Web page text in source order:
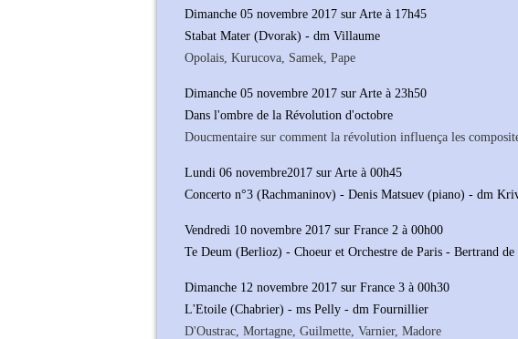
Dimanche 05 novembre 2017 sur Arte à 17h45
Stabat Mater (Dvorak) - dm Villaume
Opolais, Kurucova, Samek, Pape
Dimanche 05 novembre 2017 sur Arte à 23h50
Dans l'ombre de la Révolution d'octobre
Doucmentaire sur comment la révolution influença les
Lundi 06 novembre2017 sur Arte à 00h45
Concerto n°3 (Rachmaninov) - Denis Matsuev (piano) - dm
Vendredi 10 novembre 2017 sur France 2 à 00h00
Te Deum (Berlioz) - Choeur et Orchestre de Paris - Bertrand
Dimanche 12 novembre 2017 sur France 3 à 00h30
L'Etoile (Chabrier) - ms Pelly - dm Fournillier
D'Oustrac, Mortagne, Guilmette, Varnier, Madore